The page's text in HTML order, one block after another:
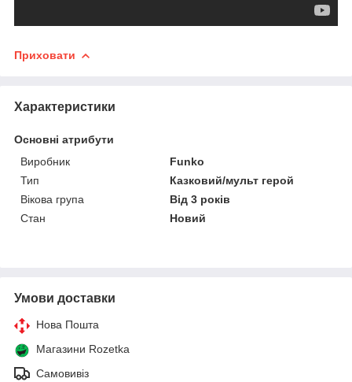
Приховати
Характеристики
Основні атрибути
Виробник
Funko
Тип
Казковий/мульт герой
Вікова група
Від 3 років
Стан
Новий
Умови доставки
Нова Пошта
Магазини Rozetka
Самовивіз